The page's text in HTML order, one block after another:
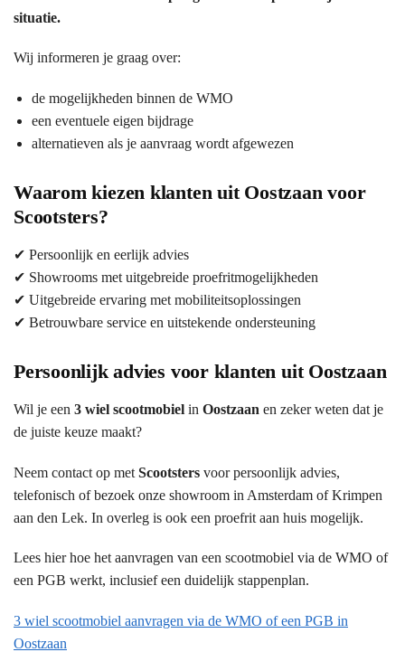
situatie.
Wij informeren je graag over:
de mogelijkheden binnen de WMO
een eventuele eigen bijdrage
alternatieven als je aanvraag wordt afgewezen
Waarom kiezen klanten uit Oostzaan voor
Scootsters?
✔ Persoonlijk en eerlijk advies
✔ Showrooms met uitgebreide proefritmogelijkheden
✔ Uitgebreide ervaring met mobiliteitsoplossingen
✔ Betrouwbare service en uitstekende ondersteuning
Persoonlijk advies voor klanten uit Oostzaan
Wil je een 3 wiel scootmobiel in Oostzaan en zeker weten dat je
de juiste keuze maakt?
Neem contact op met Scootsters voor persoonlijk advies,
telefonisch of bezoek onze showroom in Amsterdam of Krimpen
aan den Lek. In overleg is ook een proefrit aan huis mogelijk.
Lees hier hoe het aanvragen van een scootmobiel via de WMO of
een PGB werkt, inclusief een duidelijk stappenplan.
3 wiel scootmobiel aanvragen via de WMO of een PGB in
Oostzaan